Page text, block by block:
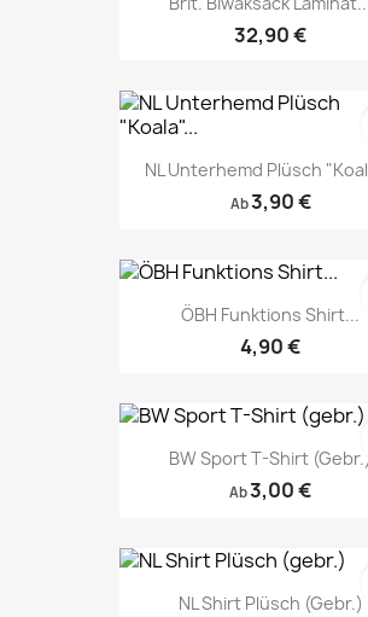
32,90 €
NL Unterhemd Plüsch
Ab3,90 €
ÖBH Funktions Shirt...
4,90 €
BW Sport T-Shirt (gebr.)
Ab3,00 €
NL Shirt Plüsch (gebr.)